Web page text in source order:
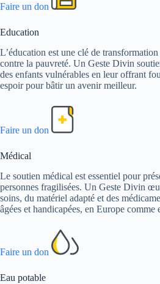
Faire un don
Education
L’éducation est une clé de
contre la pauvreté. Un Geste Divin
des enfants vulnérables en leur offrant
espoir pour bâtir un avenir meilleur.
Faire un don
Médical
Le soutien médical est essentiel pour
personnes fragilisées. Un Geste Divin
soins, du matériel adapté et des
âgées et handicapées, en Europe comme
Faire un don
Eau potable